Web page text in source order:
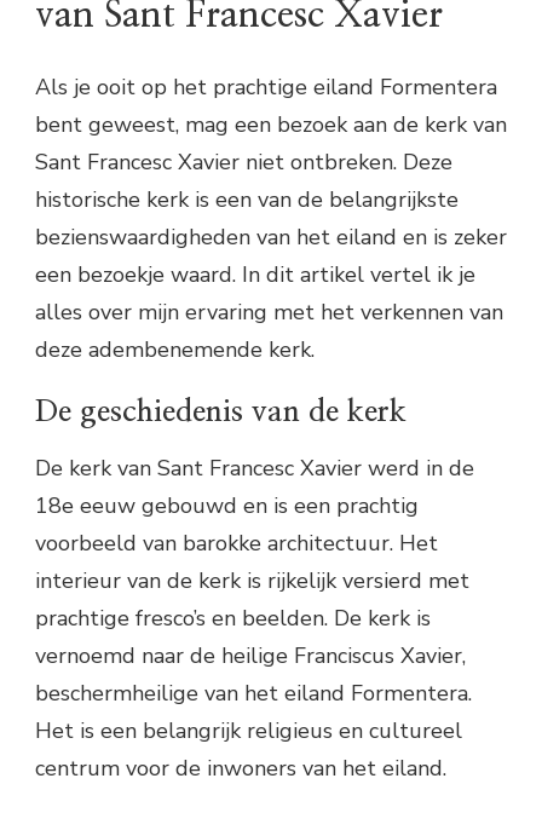
van Sant Francesc Xavier
Als je ooit op het prachtige eiland Formentera
bent geweest, mag een bezoek aan de kerk van
Sant Francesc Xavier niet ontbreken. Deze
historische kerk is een van de belangrijkste
bezienswaardigheden van het eiland en is zeker
een bezoekje waard. In dit artikel vertel ik je
alles over mijn ervaring met het verkennen van
deze adembenemende kerk.
De geschiedenis van de kerk
De kerk van Sant Francesc Xavier werd in de
18e eeuw gebouwd en is een prachtig
voorbeeld van barokke architectuur. Het
interieur van de kerk is rijkelijk versierd met
prachtige fresco’s en beelden. De kerk is
vernoemd naar de heilige Franciscus Xavier,
beschermheilige van het eiland Formentera.
Het is een belangrijk religieus en cultureel
centrum voor de inwoners van het eiland.